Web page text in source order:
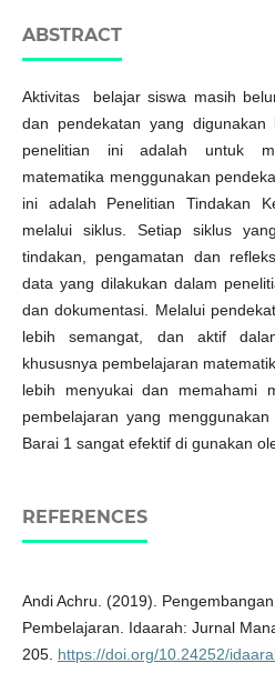
ABSTRACT
Aktivitas belajar siswa masih
dan pendekatan yang
penelitian ini adalah untuk
matematika menggunakan
ini adalah Penelitian Tindakan
melalui siklus. Setiap siklus
tindakan, pengamatan dan
data yang dilakukan dalam
dan dokumentasi. Melalui
lebih semangat, dan aktif
khususnya pembelajaran
lebih menyukai dan memahami
pembelajaran yang
Barai 1 sangat efektif di gunakan
REFERENCES
Andi Achru. (2019).
Pembelajaran. Idaarah: Jurnal
205. https://doi.org/10.24252/